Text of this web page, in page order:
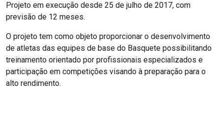
Projeto em execução desde 25 de julho de 2017, com
previsão de 12 meses.
O projeto tem como objeto proporcionar o desenvolvimento
de atletas das equipes de base do Basquete possibilitando
treinamento orientado por profissionais especializados e
participação em competições visando à preparação para o
alto rendimento.